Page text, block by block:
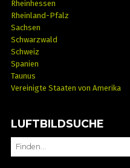
Rheinhessen
Rheinland-Pfalz
Sachsen
Schwarzwald
Schweiz
Spanien
Taunus
Vereinigte Staaten von Amerika
LUFTBILDSUCHE
SEARCH